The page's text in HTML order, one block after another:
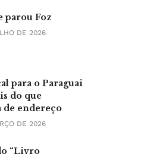
parou Foz
DE 2026
para o Paraguai
do que
de endereço
DE 2026
“Livro